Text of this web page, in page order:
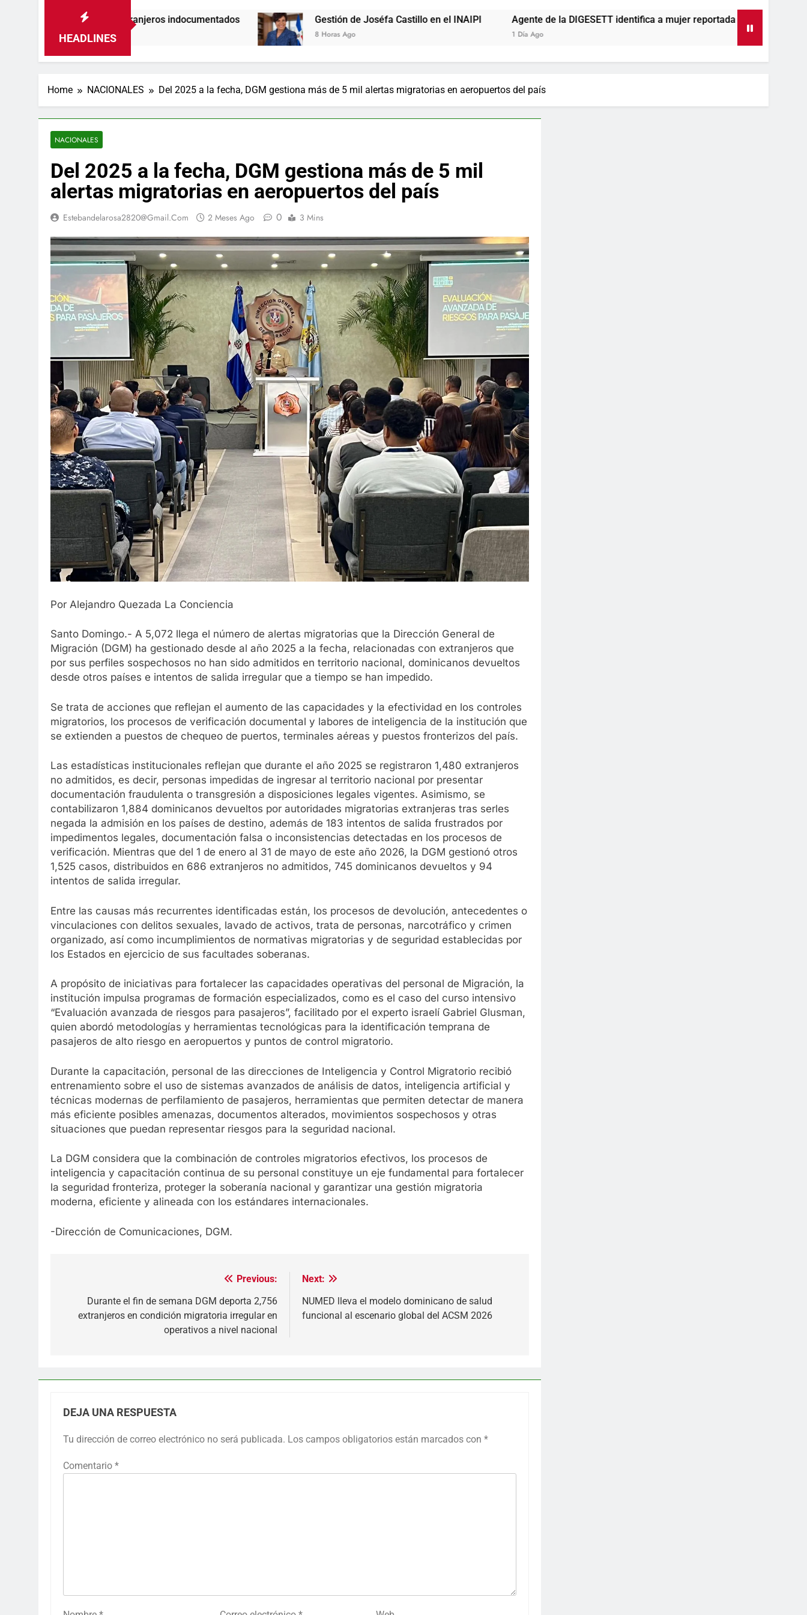
HEADLINES
los extranjeros indocumentados Gestión de Joséfa Castillo en el INAIPI
8 Horas Ago
Agente de la DIGESETT identifica a mujer reportada como desaparecida tras
Home NACIONALES Del 2025 a la fecha, DGM gestiona más de 5 mil alertas migratorias en aeropuertos del país
NACIONALES
Del 2025 a la fecha, DGM gestiona más de 5 mil
alertas migratorias en aeropuertos del país
Estebandelarosa2820@gmail.com 2 Meses Ago 0 3 Mins
Por Alejandro Quezada La Conciencia
Santo Domingo.- A 5,072 llega el número de alertas migratorias que la Dirección General de
Migración (DGM) ha gestionado desde al año 2025 a la fecha, relacionadas con extranjeros que
por sus perfiles sospechosos no han sido admitidos en territorio nacional, dominicanos devueltos
desde otros países e intentos de salida irregular que a tiempo se han impedido.
Se trata de acciones que reflejan el aumento de las capacidades y la efectividad en los controles
migratorios, los procesos de verificación documental y labores de inteligencia de la institución que
se extienden a puestos de chequeo de puertos, terminales aéreas y puestos fronterizos del país.
Las estadísticas institucionales reflejan que durante el año 2025 se registraron 1,480 extranjeros
no admitidos, es decir, personas impedidas de ingresar al territorio nacional por presentar
documentación fraudulenta o transgresión a disposiciones legales vigentes. Asimismo, se
contabilizaron 1,884 dominicanos devueltos por autoridades migratorias extranjeras tras serles
negada la admisión en los países de destino, además de 183 intentos de salida frustrados por
impedimentos legales, documentación falsa o inconsistencias detectadas en los procesos de
verificación. Mientras que del 1 de enero al 31 de mayo de este año 2026, la DGM gestionó otros
1,525 casos, distribuidos en 686 extranjeros no admitidos, 745 dominicanos devueltos y 94
intentos de salida irregular.
Entre las causas más recurrentes identificadas están, los procesos de devolución, antecedentes o
vinculaciones con delitos sexuales, lavado de activos, trata de personas, narcotráfico y crimen
organizado, así como incumplimientos de normativas migratorias y de seguridad establecidas por
los Estados en ejercicio de sus facultades soberanas.
A propósito de iniciativas para fortalecer las capacidades operativas del personal de Migración, la
institución impulsa programas de formación especializados, como es el caso del curso intensivo
“Evaluación avanzada de riesgos para pasajeros”, facilitado por el experto israelí Gabriel Glusman,
quien abordó metodologías y herramientas tecnológicas para la identificación temprana de
pasajeros de alto riesgo en aeropuertos y puntos de control migratorio.
Durante la capacitación, personal de las direcciones de Inteligencia y Control Migratorio recibió
entrenamiento sobre el uso de sistemas avanzados de análisis de datos, inteligencia artificial y
técnicas modernas de perfilamiento de pasajeros, herramientas que permiten detectar de manera
más eficiente posibles amenazas, documentos alterados, movimientos sospechosos y otras
situaciones que puedan representar riesgos para la seguridad nacional.
La DGM considera que la combinación de controles migratorios efectivos, los procesos de
inteligencia y capacitación continua de su personal constituye un eje fundamental para fortalecer
la seguridad fronteriza, proteger la soberanía nacional y garantizar una gestión migratoria
moderna, eficiente y alineada con los estándares internacionales.
-Dirección de Comunicaciones, DGM.
entradas
Previous:
Durante el fin de semana DGM deporta 2,756
extranjeros en condición migratoria irregular en
operativos a nivel nacional
Next:
NUMED lleva el modelo dominicano de salud
funcional al escenario global del ACSM 2026
DEJA UNA RESPUESTA
Tu dirección de correo electrónico no será publicada. Los campos obligatorios están marcados con *
Comentario *